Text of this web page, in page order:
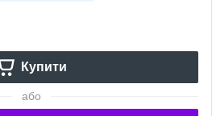
Купити
або